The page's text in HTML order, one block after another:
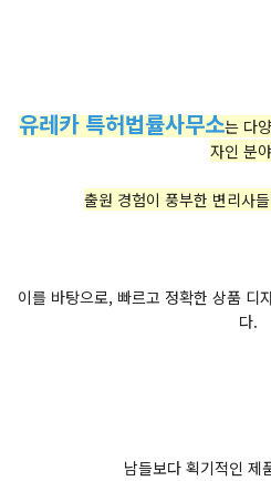
유레카 특허법률사무소는 다
자인 분
출원 경험이 풍부한 변리사
이를 바탕으로, 빠르고 정확한 상품 디
다.
남들보다 획기적인 제